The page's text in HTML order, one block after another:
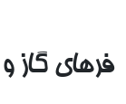
فرهای گاز